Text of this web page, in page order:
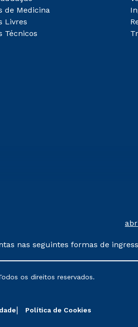
de Medicina
Livres
Técnicos
nas seguintes formas de
poderão sofrer
os direitos reservados.
Política de Cookies